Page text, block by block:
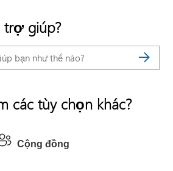
trợ giúp?
các tùy chọn khác?
Cộng đồng